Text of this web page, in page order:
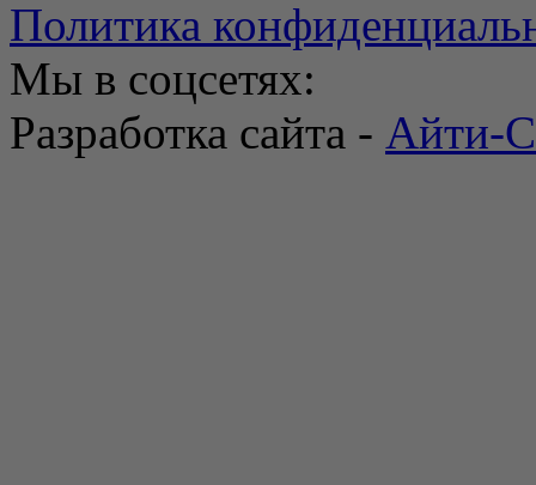
Политика
Мы в соцсетях:
Разработка сайта - Айти-